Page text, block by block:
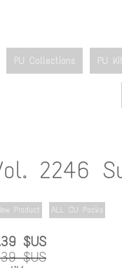
PU Collections PU
2246
Product ALL CU Packs
$US
$US